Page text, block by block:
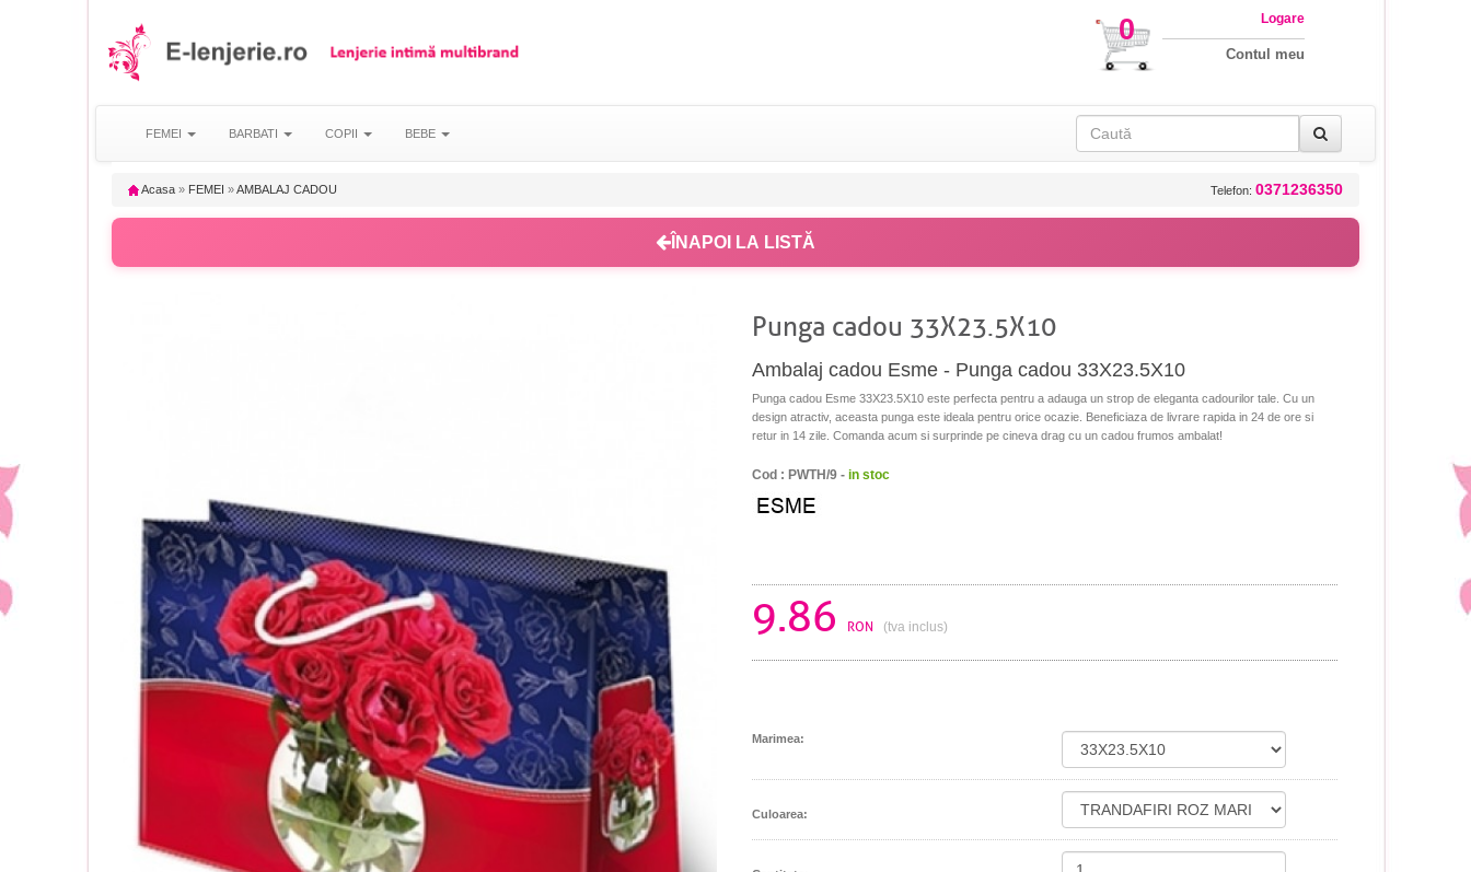
0 Logare
Contul meu
FEMEI BARBATI COPII BEBE
Acasa » FEMEI »AMBALAJ CADOU Telefon: 0371236350
ÎNAPOI LA LISTĂ
Punga cadou 33X23.5X10
Ambalaj cadou Esme - Punga cadou 33X23.5X10
Punga cadou Esme 33X23.5X10 este perfecta pentru a adauga un strop de eleganta cadourilor tale. Cu un
design atractiv, aceasta punga este ideala pentru orice ocazie. Beneficiaza de livrare rapida in 24 de ore si
retur in 14 zile. Comanda acum si surprinde pe cineva drag cu un cadou frumos ambalat!
Cod : PWTH/9 - in stoc
9.86 RON (tva inclus)
Marimea:
Culoarea: